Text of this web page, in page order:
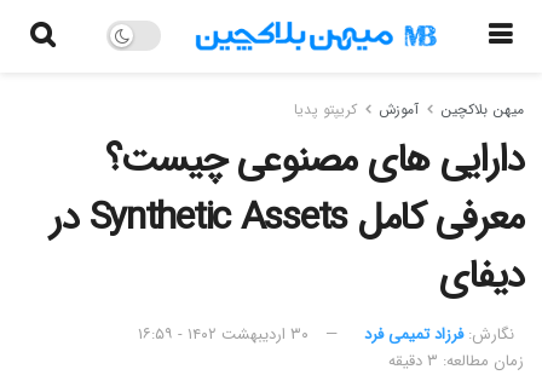
میهن بلاکچین آموزش کریپتو پدیا
دارایی های مصنوعی چیست؟
معرفی کامل Synthetic Assets در
دیفای
نگارش:‌ فرزاد تمیمی فرد
۳۰ اردیبهشت ۱۴۰۲ - ۱۶:۵۹
زمان مطالعه: ۳ دقیقه